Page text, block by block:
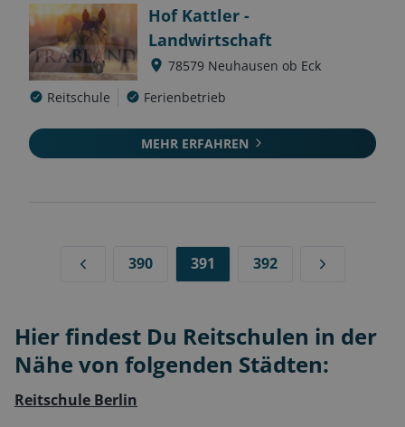
Hof Kattler -
Landwirtschaft
78579 Neuhausen ob Eck
Reitschule
Ferienbetrieb
MEHR ERFAHREN
390 391 392
Hier findest Du Reitschulen in der
Nähe von folgenden Städten:
Reitschule Berlin